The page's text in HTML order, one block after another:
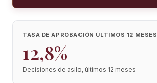
TASA DE APROBACIÓN ÚLTIMOS 12 MESES
12,8%
Decisiones de asilo, últimos 12 meses